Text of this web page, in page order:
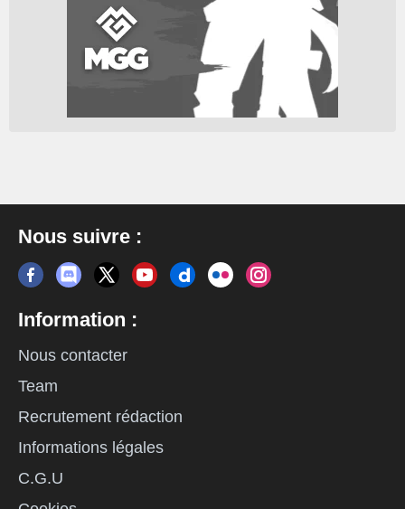
Nous suivre :
Information :
Nous contacter
Team
Recrutement rédaction
Informations légales
C.G.U